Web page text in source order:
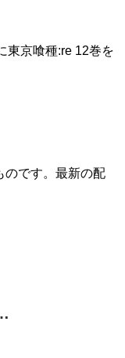
東京喰種:re 12巻を
です。最新の配